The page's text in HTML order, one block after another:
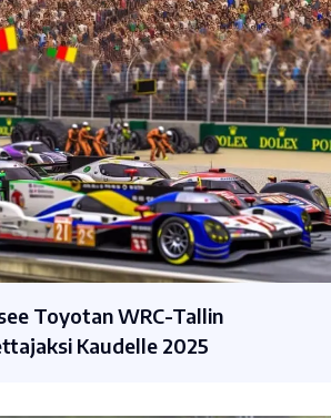
Toyotan WRC-Tallin
Kaudelle 2025